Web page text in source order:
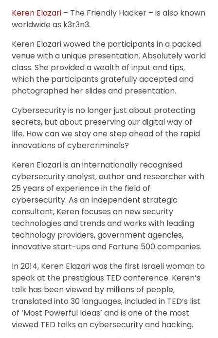
Keren Elazari – The Friendly Hacker – is also known
worldwide as k3r3n3.
Keren Elazari wowed the participants in a packed
venue with a unique presentation. Absolutely world
class. She provided a wealth of input and tips,
which the participants gratefully accepted and
photographed her slides and presentation.
Cybersecurity is no longer just about protecting
secrets, but about preserving our digital way of
life. How can we stay one step ahead of the rapid
innovations of cybercriminals?
Keren Elazari is an internationally recognised
cybersecurity analyst, author and researcher with
25 years of experience in the field of
cybersecurity. As an independent strategic
consultant, Keren focuses on new security
technologies and trends and works with leading
technology providers, government agencies,
innovative start-ups and Fortune 500 companies.
In 2014, Keren Elazari was the first Israeli woman to
speak at the prestigious TED conference. Keren’s
talk has been viewed by millions of people,
translated into 30 languages, included in TED’s list
of ‘Most Powerful Ideas’ and is one of the most
viewed TED talks on cybersecurity and hacking.